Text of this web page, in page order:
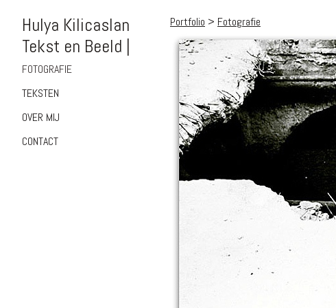
Hulya Kilicaslan
Tekst en Beeld |
FOTOGRAFIE
TEKSTEN
OVER MIJ
CONTACT
Portfolio > Fotografie